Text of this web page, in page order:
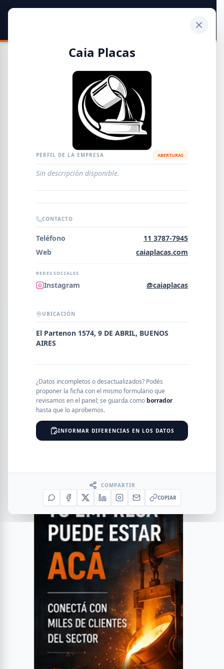
Guía de Empresas Metalúrgicas y Siderúrgicas
METALÚRGICAS
EMPRESAS AGREGAR EMPRESA
Error al cargar empresas.
NOMBRE
PROVINCIA
Caia Placas
PERFIL DE LA EMPRESA ABERTURAS
Sin descripción disponible.
CONTACTO
Teléfono
11 3787-7945
Web
caiaplacas.com
REDES SOCIALES
Instagram @caiaplacas
UBICACIÓN
El Partenon 1574, 9 DE ABRIL, BUENOS
AIRES
¿Datos incompletos o desactualizados? Podés
proponer la ficha con el mismo formulario que
revisamos en el panel; se guarda como borrador
hasta que lo aprobemos.
INFORMAR DIFERENCIAS EN LOS DATOS
COMPARTIR
COPIAR